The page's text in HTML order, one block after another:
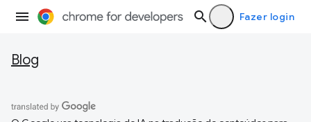
Fazer login
Blog